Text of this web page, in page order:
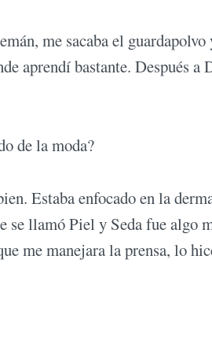
me sacaba el
aprendí bastante. Después a
de la moda?
Estaba enfocado en la
llamó Piel y Seda fue algo
me manejara la prensa, lo